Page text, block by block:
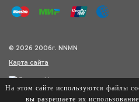
© 2026 2006г. NNMN
Карта сайта
На этом сайте используются файлы
вы разрешаете их